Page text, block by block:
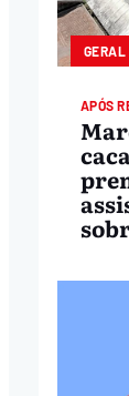
GERAL
APÓS